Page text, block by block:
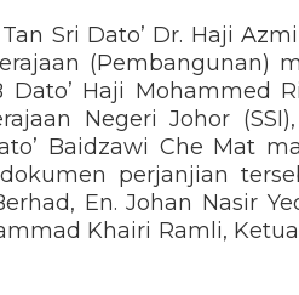
Sri Dato’ Dr. Haji
(Pembangunan)
Dato’ Haji Mohammed
Negeri Johor
Baidzawi Che Mat
perjanjian
En. Johan Nasir
Khairi Ramli,